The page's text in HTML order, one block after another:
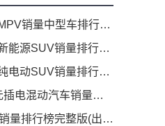
型车排行榜完整版(零售量
销量排行榜完整版(零售量
销量排行榜完整版(零售量
车销量排行榜（零售量）
排行榜完整版(出口量